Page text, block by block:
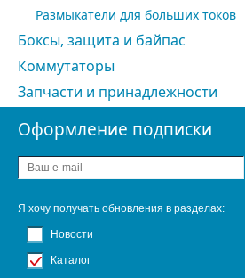
Размыкатели для больших токов
Боксы, защита и байпас
Коммутаторы
Запчасти и принадлежности
Оформление подписки
Я хочу получать обновления в разделах:
Новости
Каталог